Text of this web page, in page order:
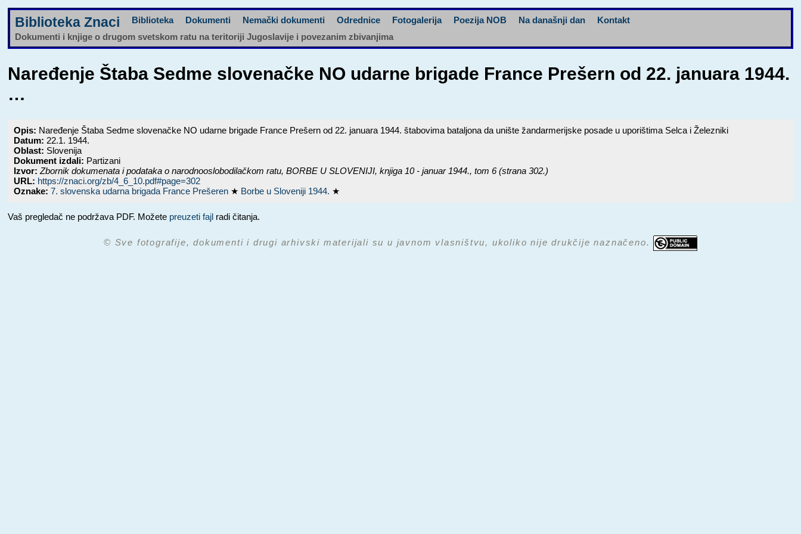
Biblioteka Znaci Biblioteka Dokumenti Nemački dokumenti Odrednice Fotogalerija Poezija NOB Na današnji dan
Kontakt
Dokumenti i knjige o drugom svetskom ratu na teritoriji Jugoslavije i povezanim zbivanjima
Naređenje Štaba Sedme slovenačke NO udarne brigade France Prešern od 22. januara 1944.
…
Opis: Naređenje Štaba Sedme slovenačke NO udarne brigade France Prešern od 22. januara 1944. štabovima bataljona da unište žandarmerijske posade u uporištima Selca i Železniki
Datum: 22.1. 1944.
Oblast: Slovenija
Dokument izdali: Partizani
Izvor: Zbornik dokumenata i podataka o narodnooslobodilačkom ratu,BORBE U SLOVENIJI, knjiga 10 - januar 1944., tom 6 (strana 302.)
URL: https://znaci.org/zb/4_6_10.pdf#page=302
Oznake:7. slovenska udarna brigada France Prešeren ★ Borbe u Sloveniji 1944. ★
Vaš pregledač ne podržava PDF. Možete preuzeti fajl radi čitanja.
© Sve fotografije, dokumenti i drugi arhivski materijali su u javnom vlasništvu, ukoliko nije drukčije naznačeno.